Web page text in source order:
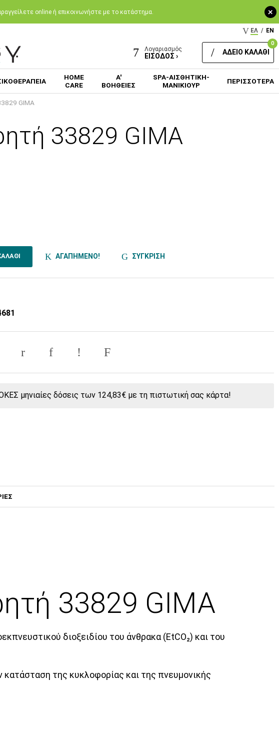
+
online ή επικοινωνήστε με το κατάστημα.
ΕΛ / EN
Λογαριασμός
ΕΙΣΟΔΟΣ ›
0
ΑΔΕΙΟ ΚΑΛΑΘΙ
HOME
CARE
Α'
ΒΟΗΘΕΙΕΣ
SPA-ΑΙΣΘΗΤΙΚΗ-
ΜΑΝΙΚΙΟΥΡ
ΠΕΡΙΣΣΟΤΕΡΑ
GIMA
33829 GIMA
ΑΓΑΠΗΜΕΝΟ! ΣΥΓΚΡΙΣΗ
μηνιαίες δόσεις των 124,83€ με τη πιστωτική σας κάρτα!
33829 GIMA
διοξειδίου του άνθρακα (EtCO₂) και του
κατάσταση της κυκλοφορίας και της πνευμονικής